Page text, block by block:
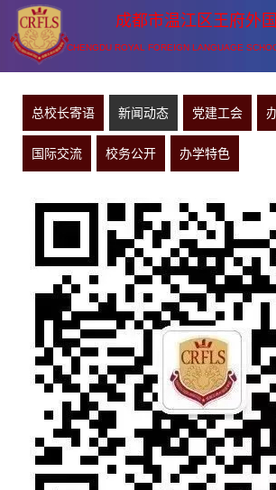
成都市温江区王府外
CHENGDU ROYAL FOREIGN LANGUAGE
总校长寄语 新闻动态 党建工会
国际交流 校务公开 办学特色